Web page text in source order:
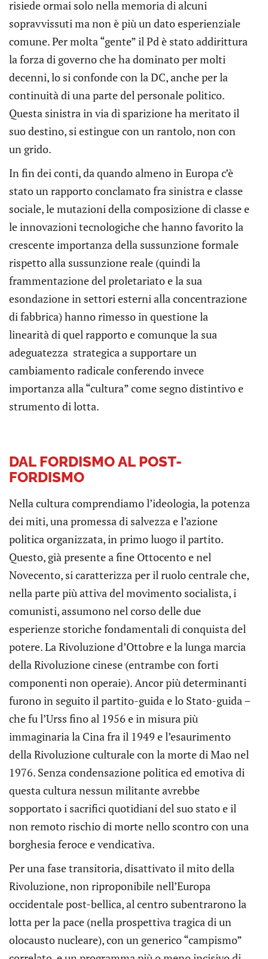
risiede ormai solo nella memoria di alcuni
sopravvissuti ma non è più un dato esperienziale
comune. Per molta “gente” il Pd è stato addirittura
la forza di governo che ha dominato per molti
decenni, lo si confonde con la DC, anche per la
continuità di una parte del personale politico.
Questa sinistra in via di sparizione ha meritato il
suo destino, si estingue con un rantolo, non con
un grido.
In fin dei conti, da quando almeno in Europa c’è
stato un rapporto conclamato fra sinistra e classe
sociale, le mutazioni della composizione di classe e
le innovazioni tecnologiche che hanno favorito la
crescente importanza della sussunzione formale
rispetto alla sussunzione reale (quindi la
frammentazione del proletariato e la sua
esondazione in settori esterni alla concentrazione
di fabbrica) hanno rimesso in questione la
linearità di quel rapporto e comunque la sua
adeguatezza strategica a supportare un
cambiamento radicale conferendo invece
importanza alla “cultura” come segno distintivo e
strumento di lotta.
DAL FORDISMO AL POST-
FORDISMO
Nella cultura comprendiamo l’ideologia, la potenza
dei miti, una promessa di salvezza e l’azione
politica organizzata, in primo luogo il partito.
Questo, già presente a fine Ottocento e nel
Novecento, si caratterizza per il ruolo centrale che,
nella parte più attiva del movimento socialista, i
comunisti, assumono nel corso delle due
esperienze storiche fondamentali di conquista del
potere. La Rivoluzione d’Ottobre e la lunga marcia
della Rivoluzione cinese (entrambe con forti
componenti non operaie). Ancor più determinanti
furono in seguito il partito-guida e lo Stato-guida –
che fu l’Urss fino al 1956 e in misura più
immaginaria la Cina fra il 1949 e l’esaurimento
della Rivoluzione culturale con la morte di Mao nel
1976. Senza condensazione politica ed emotiva di
questa cultura nessun militante avrebbe
sopportato i sacrifici quotidiani del suo stato e il
non remoto rischio di morte nello scontro con una
borghesia feroce e vendicativa.
Per una fase transitoria, disattivato il mito della
Rivoluzione, non riproponibile nell’Europa
occidentale post-bellica, al centro subentrarono la
lotta per la pace (nella prospettiva tragica di un
olocausto nucleare), con un generico “campismo”